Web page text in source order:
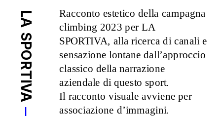
Racconto estetico della campagna
climbing 2023 per LA
SPORTIVA, alla ricerca di canali e
sensazione lontane dall’approccio
classico della narrazione
aziendale di questo sport.
Il racconto visuale avviene per
associazione d’immagini.
LA SPORTIVA